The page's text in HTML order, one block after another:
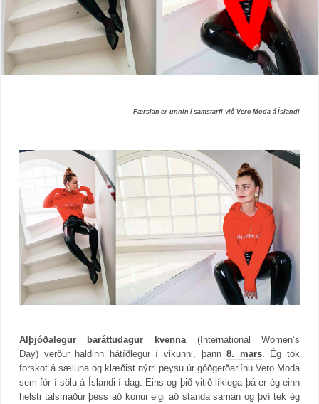
Færslan er unnin í samstarfi við Vero Moda á Íslandi
Alþjóðalegur baráttudagur kvenna (International Women’s
Day) verður haldinn hátíðlegur í vikunni, þann8. mars. Ég tók
forskot á sæluna og klæðist nýrri peysu úr góðgerðarlínu Vero Moda
sem fór í sölu á Íslandi í dag. Eins og þið vitið líklega þá er ég einn
helsti talsmaður þess að konur eigi að standa saman og því tek ég